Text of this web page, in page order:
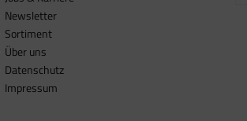
Newsletter
Sortiment
Über uns
Datenschutz
Impressum